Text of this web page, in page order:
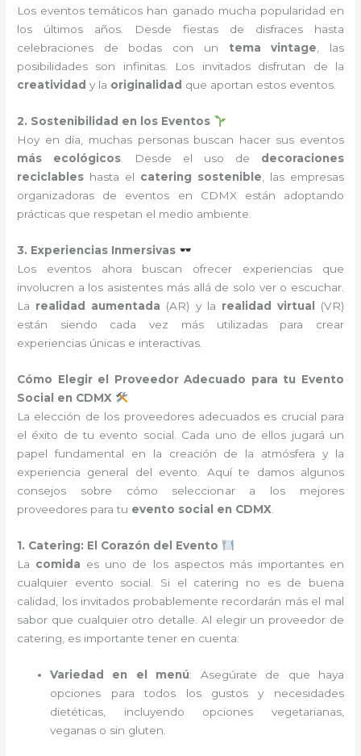
Los eventos temáticos han ganado mucha popularidad en
los últimos años. Desde fiestas de disfraces hasta
celebraciones de bodas con un tema vintage, las
posibilidades son infinitas. Los invitados disfrutan de la
creatividad y la originalidad que aportan estos eventos.
2. Sostenibilidad en los Eventos
Hoy en día, muchas personas buscan hacer sus eventos
más ecológicos. Desde el uso de decoraciones
reciclables hasta el catering sostenible, las empresas
organizadoras de eventos en CDMX están adoptando
prácticas que respetan el medio ambiente.
3. Experiencias Inmersivas
Los eventos ahora buscan ofrecer experiencias que
involucren a los asistentes más allá de solo ver o escuchar.
La realidad aumentada (AR) y la realidad virtual
(VR)
están siendo cada vez más utilizadas para crear
experiencias únicas e interactivas.
Cómo Elegir el Proveedor Adecuado para tu Evento
Social en CDMX
La elección de los proveedores adecuados es crucial para
el éxito de tu evento social. Cada uno de ellos jugará un
papel fundamental en la creación de la atmósfera y la
experiencia general del evento. Aquí te damos algunos
consejos sobre cómo seleccionar a los mejores
proveedores para tu evento social en CDMX
1. Catering: El Corazón del Evento
La comida es uno de los aspectos más importantes en
cualquier evento social. Si el catering no es de buena
calidad, los invitados probablemente recordarán más el mal
sabor que cualquier otro detalle. Al elegir un proveedor de
catering, es importante tener en cuenta:
Variedad en el menú: Asegúrate de que haya
opciones para todos los gustos y necesidades
dietéticas, incluyendo opciones vegetarianas,
veganas o sin gluten.